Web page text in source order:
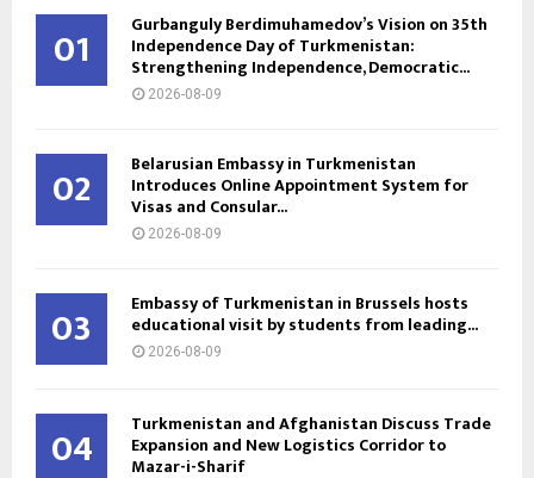
01 Gurbanguly Berdimuhamedov’s Vision on 35th
Independence Day of Turkmenistan:
Strengthening Independence, Democratic...
2026-08-09
02 Belarusian Embassy in Turkmenistan
Introduces Online Appointment System for
Visas and Consular...
2026-08-09
03 Embassy of Turkmenistan in Brussels hosts
educational visit by students from leading...
2026-08-09
04 Turkmenistan and Afghanistan Discuss Trade
Expansion and New Logistics Corridor to
Mazar-i-Sharif